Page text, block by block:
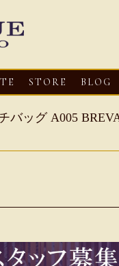
STORE BLOG
ッグ A005
2026・08・03